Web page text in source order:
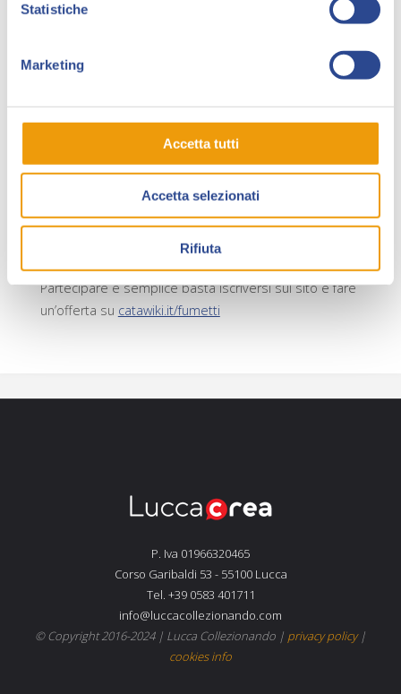
Statistiche
Marketing
Accetta tutti
Accetta selezionati
Rifiuta
I protagonisti però non sono solo fumetti italiani:
comic book USA e al mercato franco/belga. Non
dedicata a Hergé eTintin.
Nella seppur breve vita del sito, i risultati degni di
nota delle aste in questa categoria sono stati
una delle 3 copie rimaste in circolazione, all’incredibile
Partecipare è semplice basta iscriversi sul sito e fare
un’offerta su catawiki.it/fumetti
P. Iva 01966320465
Corso Garibaldi 53 - 55100 Lucca
Tel. +39 0583 401711
info@luccacollezionando.com
© Copyright 2016-2024 | Lucca Collezionando | privacy policy|
cookies info